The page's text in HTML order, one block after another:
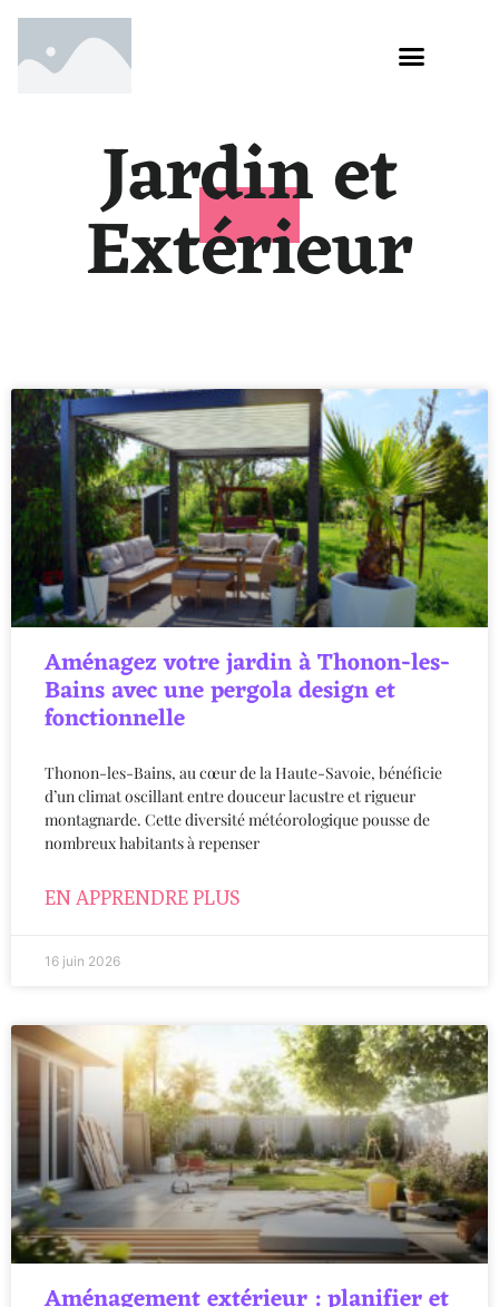
Jardin et
Extérieur
Aménagez votre jardin à Thonon-les-
Bains avec une pergola design et
fonctionnelle
Thonon-les-Bains, au cœur de la Haute-Savoie, bénéficie
d’un climat oscillant entre douceur lacustre et rigueur
montagnarde. Cette diversité météorologique pousse de
nombreux habitants à repenser
EN APPRENDRE PLUS
16 juin 2026